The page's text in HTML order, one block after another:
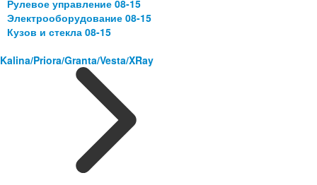
Рулевое управление 08-15
Электрооборудование 08-15
Кузов и стекла 08-15
Kalina/Priora/Granta/Vesta/XRay